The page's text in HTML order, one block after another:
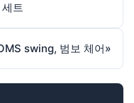
트
swing, 범보 체어»